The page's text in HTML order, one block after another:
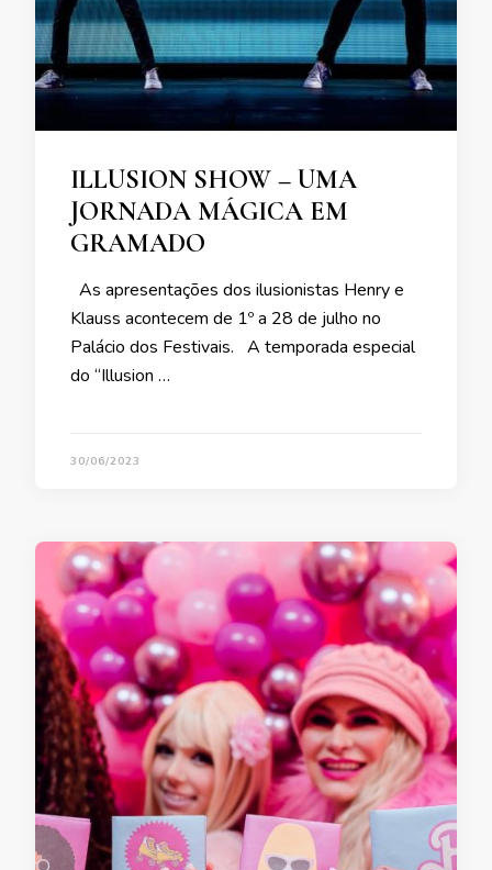
ILLUSION SHOW – UMA
JORNADA MÁGICA EM
GRAMADO
As apresentações dos ilusionistas Henry e
Klauss acontecem de 1º a 28 de julho no
Palácio dos Festivais. A temporada especial
do “Illusion …
30/06/2023